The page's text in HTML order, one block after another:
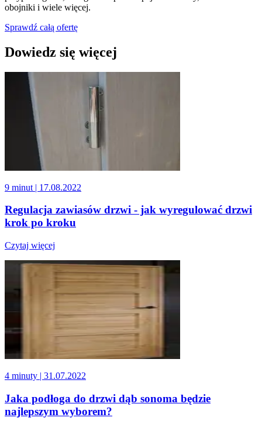
obojniki i wiele więcej.
Sprawdź całą ofertę
Dowiedz się więcej
9 minut | 17.08.2022
Regulacja zawiasów drzwi - jak wyregulować drzwi
krok po kroku
Czytaj więcej
4 minuty | 31.07.2022
Jaka podłoga do drzwi dąb sonoma będzie
najlepszym wyborem?